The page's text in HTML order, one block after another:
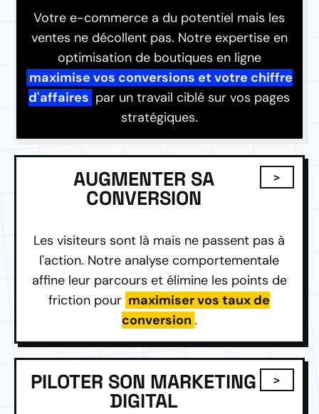
Votre e-commerce a du potentiel mais les
ventes ne décollent pas. Notre expertise en
optimisation de boutiques en ligne
maximise vos conversions et votre chiffre
d'affaires par un travail ciblé sur vos pages
stratégiques.
AUGMENTER SA
CONVERSION
Les visiteurs sont là mais ne passent pas à
l'action. Notre analyse comportementale
affine leur parcours et élimine les points de
friction pour maximiser vos taux de
conversion .
PILOTER SON MARKETING
DIGITAL